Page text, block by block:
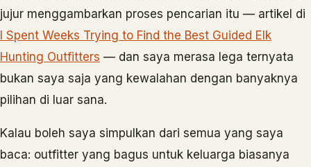
jujur menggambarkan proses pencarian itu — artikel di
I Spent Weeks Trying to Find the Best Guided Elk
Hunting Outfitters — dan saya merasa lega ternyata
bukan saya saja yang kewalahan dengan banyaknya
pilihan di luar sana.
Kalau boleh saya simpulkan dari semua yang saya
baca: outfitter yang bagus untuk keluarga biasanya